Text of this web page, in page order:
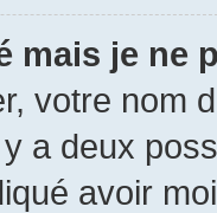
mais je ne
votre nom
a deux
avoir